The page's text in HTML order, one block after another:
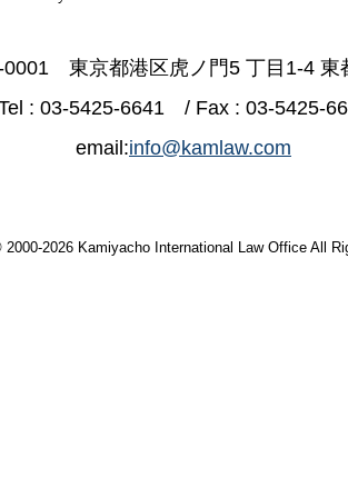
0001 東京都港区虎ノ門5 丁目1-4 東
: 03-5425-6641 / Fax : 03-5425-
email:info@kamlaw.com
2026 Kamiyacho International Law Office All